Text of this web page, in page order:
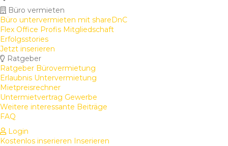
Büro vermieten
Büro untervermieten mit shareDnC
Flex Office Profis Mitgliedschaft
Erfolgsstories
Jetzt inserieren
Ratgeber
Ratgeber Bürovermietung
Erlaubnis Untervermietung
Mietpreisrechner
Untermietvertrag Gewerbe
Weitere interessante Beiträge
FAQ
Login
Kostenlos inserieren Inserieren